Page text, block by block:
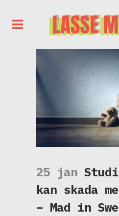
25 jan
kan skada
– Mad in